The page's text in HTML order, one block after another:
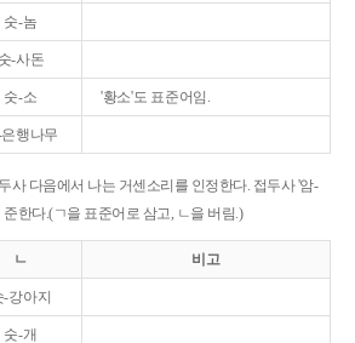
숫-놈
숫-사돈
숫-소 '황소'도 표준어임.
행나무
사 다음에서 나는 거센소리를 인정한다. 접두사 '암-
한다.(ㄱ을 표준어로 삼고, ㄴ을 버림.)
ㄴ 비고
-강아지
숫-개